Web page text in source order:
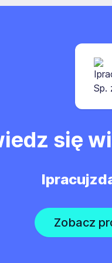
się
Zobacz